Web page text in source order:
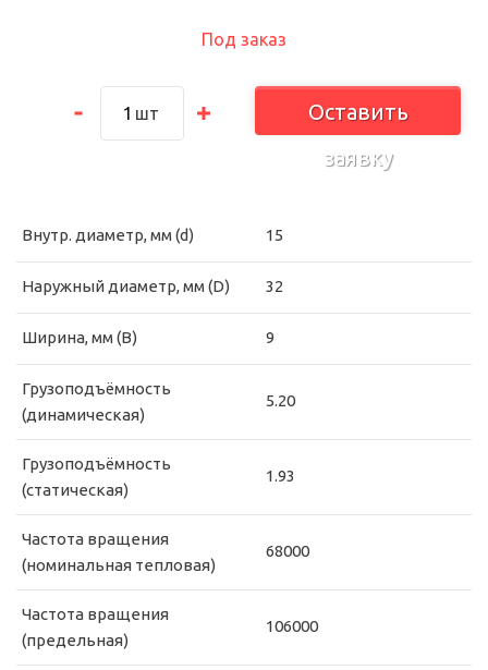
Под заказ
шт
Оставить
заявку
Внутр. диаметр, мм (d) 15
Наружный диаметр, мм (D) 32
Ширина, мм (B) 9
Грузоподъёмность
(динамическая)
5.20
Грузоподъёмность
(статическая)
1.93
Частота вращения
(номинальная тепловая)
68000
Частота вращения
(предельная)
106000